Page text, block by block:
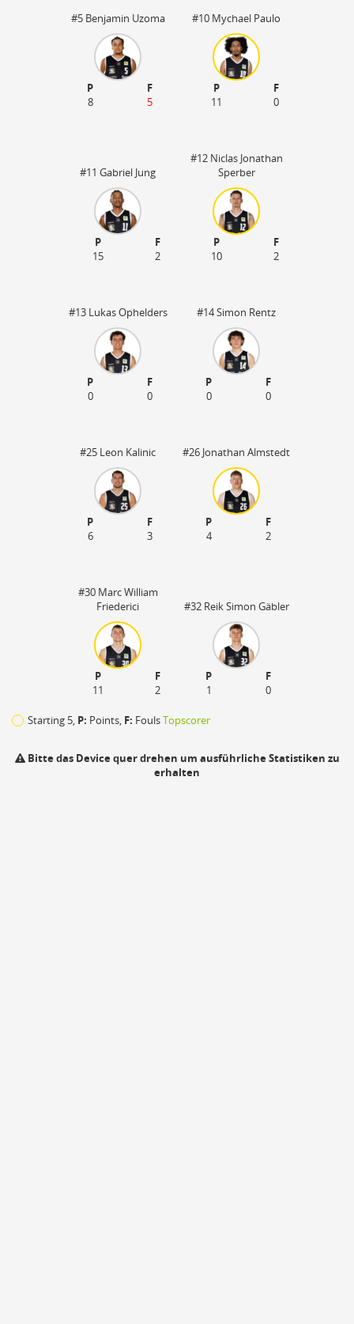
#5 Benjamin Uzoma
P
F
8
5
#10 Mychael Paulo
P
F
11
0
#11 Gabriel Jung
P
F
15
2
#12 Niclas Jonathan
Sperber
P
F
10
2
#13 Lukas Ophelders
P
F
0
0
#14 Simon Rentz
P
F
0
0
#25 Leon Kalinic
P
F
6
3
#26 Jonathan Almstedt
P
F
4
2
#30 Marc William
Friederici
P
F
11
2
#32 Reik Simon Gäbler
P
F
1
0
Starting 5, P: Points, F: FoulsTopscorer
Bitte das Device quer drehen um ausführliche Statistiken zu
erhalten